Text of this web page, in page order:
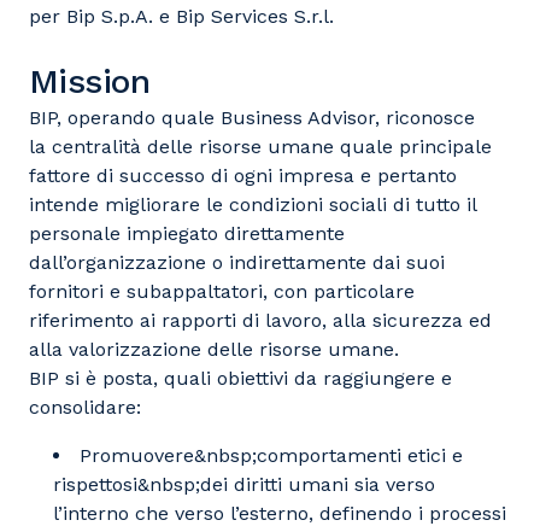
per Bip S.p.A. e Bip Services S.r.l.
Mission
BIP, operando quale Business Advisor, riconosce
la centralità delle risorse umane quale principale
fattore di successo di ogni impresa e pertanto
intende migliorare le condizioni sociali di tutto il
personale impiegato direttamente
dall’organizzazione o indirettamente dai suoi
fornitori e subappaltatori, con particolare
riferimento ai rapporti di lavoro, alla sicurezza ed
alla valorizzazione delle risorse umane.
BIP si è posta, quali obiettivi da raggiungere e
consolidare:
Promuovere&nbsp;comportamenti etici e
rispettosi&nbsp;dei diritti umani sia verso
l’interno che verso l’esterno, definendo i processi